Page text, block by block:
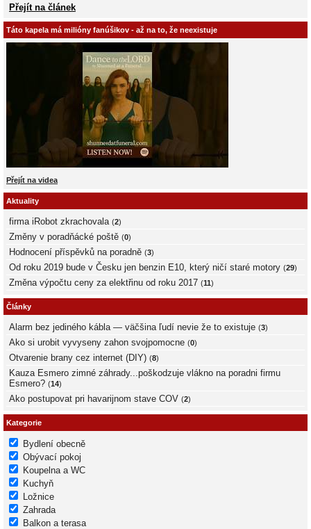
Přejít na článek
Táto kapela má milióny fanúšikov - až na to, že neexistuje
Přejít na videa
Aktuality
firma iRobot zkrachovala (2)
Změny v poradňácké poště (0)
Hodnocení příspěvků na poradně (3)
Od roku 2019 bude v Česku jen benzin E10, který ničí staré motory (29)
Změna výpočtu ceny za elektřinu od roku 2017 (11)
Články
Alarm bez jediného kábla — väčšina ľudí nevie že to existuje (3)
Ako si urobit vyvyseny zahon svojpomocne (0)
Otvarenie brany cez internet (DIY) (8)
Kauza Esmero zimné záhrady...poškodzuje vlákno na poradni firmu
Esmero? (14)
Ako postupovat pri havarijnom stave COV (2)
Kategorie
Bydlení obecně
Obývací pokoj
Koupelna a WC
Kuchyň
Ložnice
Zahrada
Balkon a terasa